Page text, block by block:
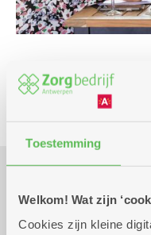
Toestemming
Welkom! Wat zijn
Cookies zijn kleine
Infosessie
Praktisch